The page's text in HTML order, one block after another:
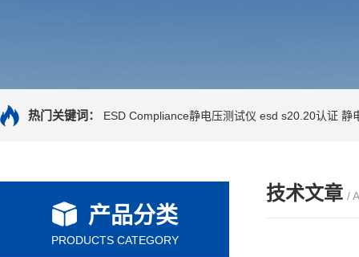
热门关键词： ESD Compliance静电压测试仪 esd s20.20认证 静
产品分类
PRODUCTS CATEGORY
技术文章 /